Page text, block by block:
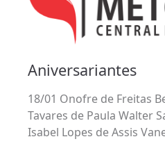
Aniversariantes
18/01 Onofre de Freitas
Tavares de Paula Walter
Isabel Lopes de Assis